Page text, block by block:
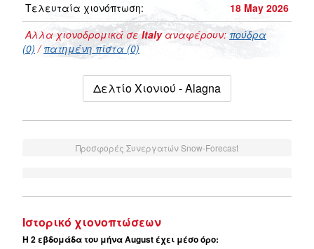
Τελευταία χιονόπτωση:
18 May 2026
Αλλα χιονοδρομικά σεItalyαναφέρουν: πούδρα
(0) /πατημένη πίστα (0)
Δελτίο Χιονιού - Alagna
Προσφορές Συνεργατών Snow-Forecast
Ιστορικό χιονοπτώσεων
Η 2 εβδομάδα του μήνα August έχει μέσο όρο: